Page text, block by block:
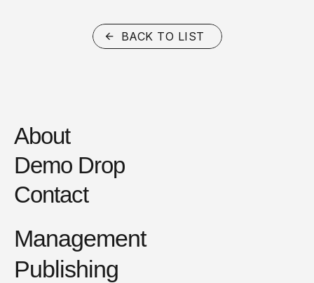
BACK TO LIST
About
Demo Drop
Contact
Management
Publishing